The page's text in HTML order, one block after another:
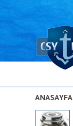
ANASAYFA